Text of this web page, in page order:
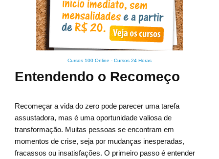
Cursos 100 Online - Cursos 24 Horas
Entendendo o Recomeço
Recomeçar a vida do zero pode parecer uma tarefa
assustadora, mas é uma oportunidade valiosa de
transformação. Muitas pessoas se encontram em
momentos de crise, seja por mudanças inesperadas,
fracassos ou insatisfações. O primeiro passo é entender